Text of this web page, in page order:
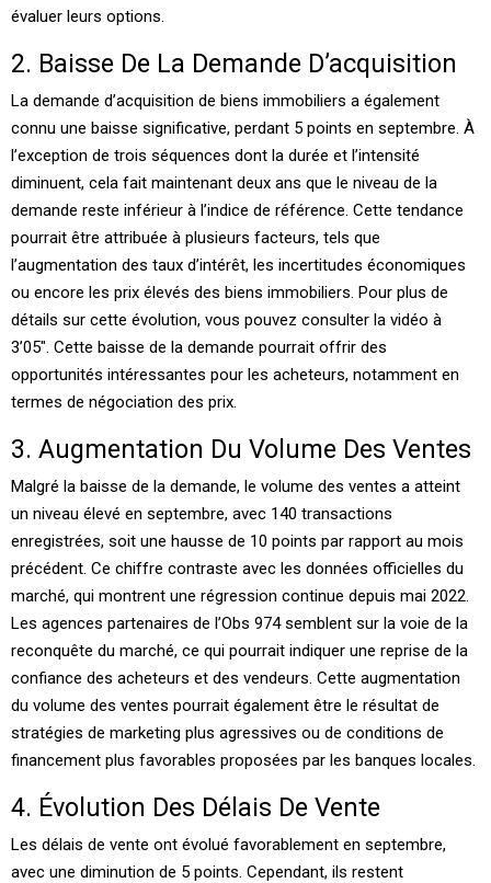
évaluer leurs options.
2. Baisse De La Demande D’acquisition
La demande d’acquisition de biens immobiliers a également
connu une baisse significative, perdant 5 points en septembre. À
l’exception de trois séquences dont la durée et l’intensité
diminuent, cela fait maintenant deux ans que le niveau de la
demande reste inférieur à l’indice de référence. Cette tendance
pourrait être attribuée à plusieurs facteurs, tels que
l’augmentation des taux d’intérêt, les incertitudes économiques
ou encore les prix élevés des biens immobiliers. Pour plus de
détails sur cette évolution, vous pouvez consulter la vidéo à
3’05″. Cette baisse de la demande pourrait offrir des
opportunités intéressantes pour les acheteurs, notamment en
termes de négociation des prix.
3. Augmentation Du Volume Des Ventes
Malgré la baisse de la demande, le volume des ventes a atteint
un niveau élevé en septembre, avec 140 transactions
enregistrées, soit une hausse de 10 points par rapport au mois
précédent. Ce chiffre contraste avec les données officielles du
marché, qui montrent une régression continue depuis mai 2022.
Les agences partenaires de l’Obs 974 semblent sur la voie de la
reconquête du marché, ce qui pourrait indiquer une reprise de la
confiance des acheteurs et des vendeurs. Cette augmentation
du volume des ventes pourrait également être le résultat de
stratégies de marketing plus agressives ou de conditions de
financement plus favorables proposées par les banques locales.
4. Évolution Des Délais De Vente
Les délais de vente ont évolué favorablement en septembre,
avec une diminution de 5 points. Cependant, ils restent